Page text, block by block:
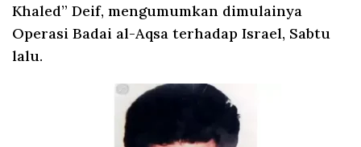
Khaled” Deif, mengumumkan dimulainya
Operasi Badai al-Aqsa terhadap Israel, Sabtu
lalu.